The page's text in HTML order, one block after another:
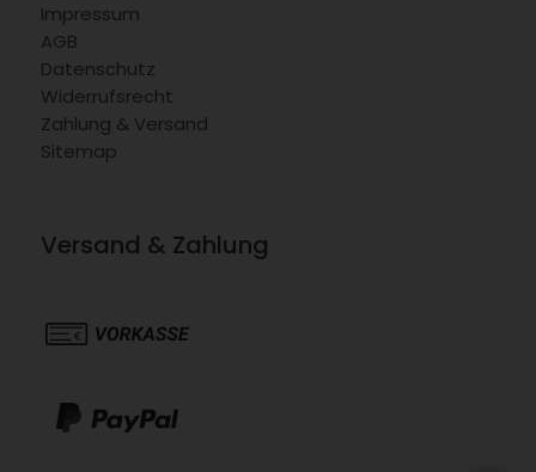
Impressum
AGB
Datenschutz
Widerrufsrecht
Zahlung & Versand
Sitemap
Versand & Zahlung